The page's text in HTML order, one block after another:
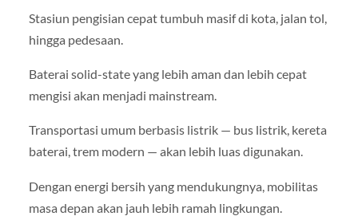
Stasiun pengisian cepat tumbuh masif di kota, jalan tol,
hingga pedesaan.
Baterai solid-state yang lebih aman dan lebih cepat
mengisi akan menjadi mainstream.
Transportasi umum berbasis listrik — bus listrik, kereta
baterai, trem modern — akan lebih luas digunakan.
Dengan energi bersih yang mendukungnya, mobilitas
masa depan akan jauh lebih ramah lingkungan.